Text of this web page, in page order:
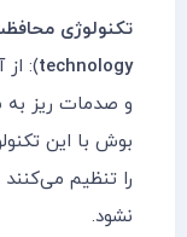
technology
):
و صدمات ریز
بوش با این
را تنظیم
نشود.